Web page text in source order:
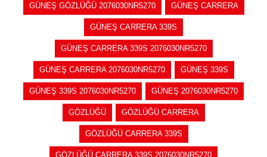
GÜNEŞ GÖZLÜĞÜ 2076030NR5270 GÜNEŞ CARRERA
GÜNEŞ CARRERA 339S
GÜNEŞ CARRERA 339S 2076030NR5270
GÜNEŞ CARRERA 2076030NR5270 GÜNEŞ 339S
GÜNEŞ 339S 2076030NR5270 GÜNEŞ 2076030NR5270
GÖZLÜĞÜ GÖZLÜĞÜ CARRERA
GÖZLÜĞÜ CARRERA 339S
GÖZLÜĞÜ CARRERA 339S 2076030NR5270